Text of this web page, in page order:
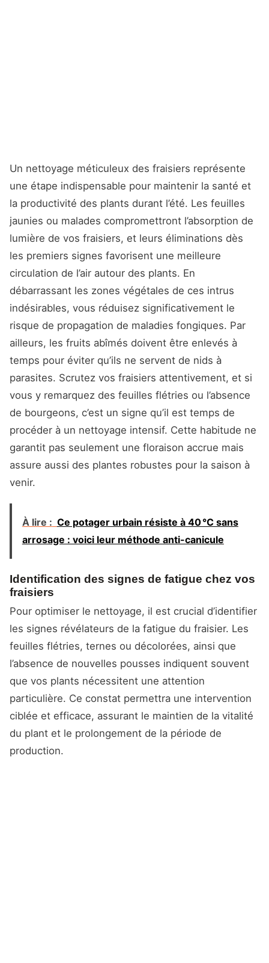
Un nettoyage méticuleux des fraisiers représente
une étape indispensable pour maintenir la santé et
la productivité des plants durant l’été. Les feuilles
jaunies ou malades compromettront l’absorption de
lumière de vos fraisiers, et leurs éliminations dès
les premiers signes favorisent une meilleure
circulation de l’air autour des plants. En
débarrassant les zones végétales de ces intrus
indésirables, vous réduisez significativement le
risque de propagation de maladies fongiques. Par
ailleurs, les fruits abîmés doivent être enlevés à
temps pour éviter qu’ils ne servent de nids à
parasites. Scrutez vos fraisiers attentivement, et si
vous y remarquez des feuilles flétries ou l’absence
de bourgeons, c’est un signe qu’il est temps de
procéder à un nettoyage intensif. Cette habitude ne
garantit pas seulement une floraison accrue mais
assure aussi des plantes robustes pour la saison à
venir.
À lire : Ce potager urbain résiste à 40 °C sans
arrosage : voici leur méthode anti-canicule
Identification des signes de fatigue chez vos
fraisiers
Pour optimiser le nettoyage, il est crucial d’identifier
les signes révélateurs de la fatigue du fraisier. Les
feuilles flétries, ternes ou décolorées, ainsi que
l’absence de nouvelles pousses indiquent souvent
que vos plants nécessitent une attention
particulière. Ce constat permettra une intervention
ciblée et efficace, assurant le maintien de la vitalité
du plant et le prolongement de la période de
production.